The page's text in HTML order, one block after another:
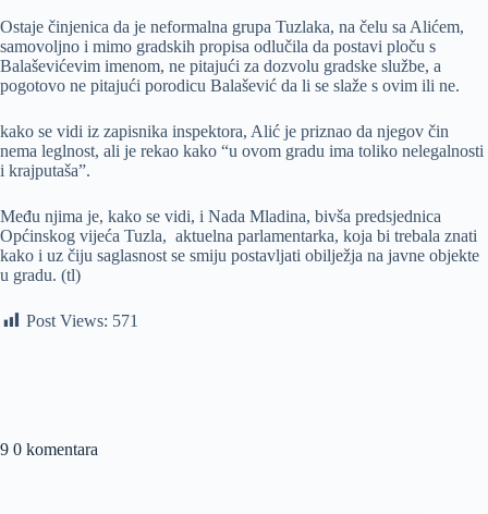
Ostaje činjenica da je neformalna grupa Tuzlaka, na čelu sa Alićem,
samovoljno i mimo gradskih propisa odlučila da postavi ploču s
Balaševićevim imenom, ne pitajući za dozvolu gradske službe, a
pogotovo ne pitajući porodicu Balašević da li se slaže s ovim ili ne.
kako se vidi iz zapisnika inspektora, Alić je priznao da njegov čin
nema leglnost, ali je rekao kako “u ovom gradu ima toliko nelegalnosti
i krajputaša”.
Među njima je, kako se vidi, i Nada Mladina, bivša predsjednica
Općinskog vijeća Tuzla, aktuelna parlamentarka, koja bi trebala znati
kako i uz čiju saglasnost se smiju postavljati obilježja na javne objekte
u gradu. (tl)
Post Views: 571
9 0 komentara